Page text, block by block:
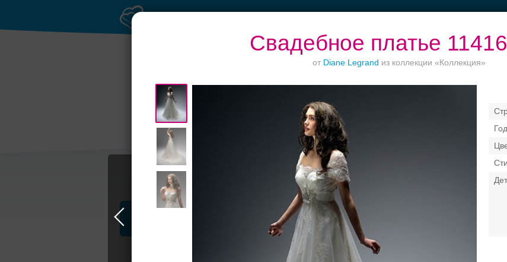
Свадебное платье 11416
от Diane Legrand из коллекции «Коллекция»
Банкет в отеле
Свадебные платья